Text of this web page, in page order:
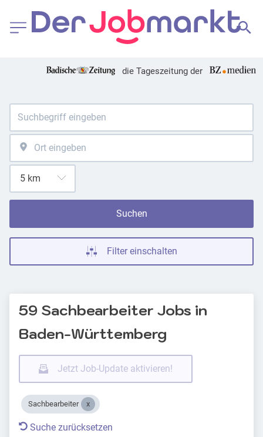
die Tageszeitung der
Suchen
Filter einschalten
59 Sachbearbeiter Jobs in
Baden-Württemberg
Jetzt Job-Update aktivieren!
Sachbearbeiter
Suche zurücksetzen